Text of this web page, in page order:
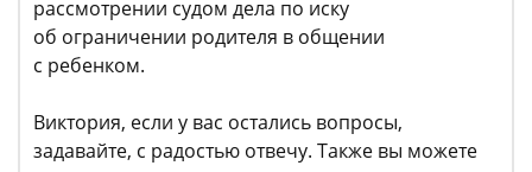
рассмотрении судом дела по иску
об ограничении родителя в общении
с ребенком.
Виктория, если у вас остались вопросы,
задавайте, с радостью отвечу. Также вы можете